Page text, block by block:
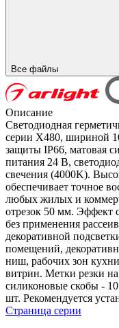
Все файлы
Описание
Светодиодная
серии X480, шириной
защиты IP66, матовая
питания 24 В,
свечения (4000K).
обеспечивает точное
любых жилых и
отрезок 50 мм. Эффект
без применения
декоративной
помещений,
ниш, рабочих зон
витрин. Метки резки
силиконовые скобы -
шт. Рекомендуется
Страница серии